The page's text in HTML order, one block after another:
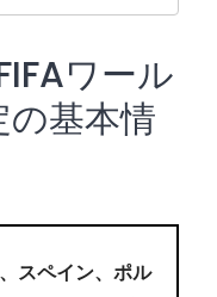
ワール
の基本情
スペイン、ポル